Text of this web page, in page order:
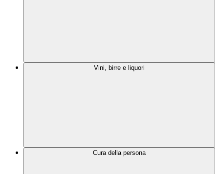
Vini, birre e liquori
Cura della persona